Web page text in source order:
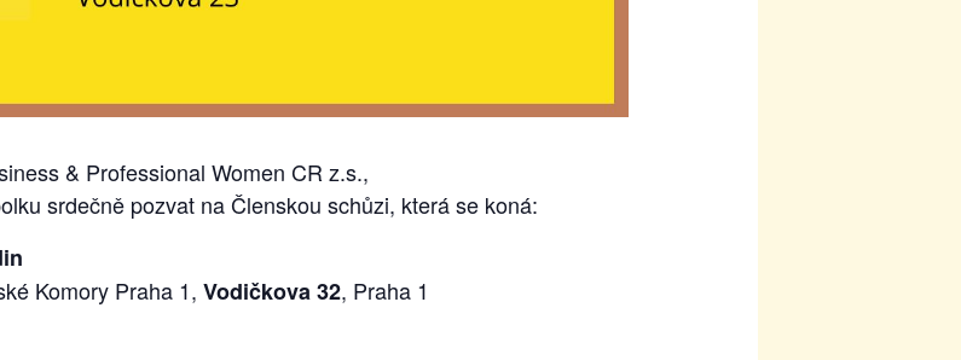
& Professional Women CR z.s.,
srdečně pozvat na Členskou schůzi, která se koná:
Komory Praha 1, Vodičkova 32, Praha 1